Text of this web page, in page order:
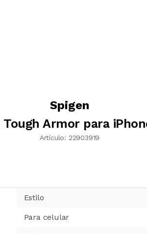
Spigen
Tough Armor para
Artículo: 22903919
Estilo
Para celular